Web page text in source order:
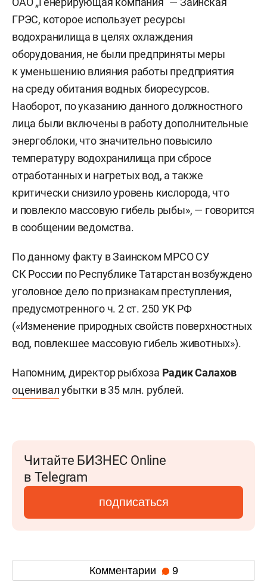
ГРЭС, которое использует ресурсы
водохранилища в целях охлаждения
оборудования, не были предприняты меры
к уменьшению влияния работы предприятия
на среду обитания водных биоресурсов.
Наоборот, по указанию данного должностного
лица были включены в работу дополнительные
энергоблоки, что значительно повысило
температуру водохранилища при сбросе
отработанных и нагретых вод, а также
критически снизило уровень кислорода, что
и повлекло массовую гибель рыбы», — говорится
в сообщении ведомства.
По данному факту в Заинском МРСО СУ
СК России по Республике Татарстан возбуждено
уголовное дело по признакам преступления,
предусмотренного ч. 2 ст. 250 УК РФ
(«Изменение природных свойств поверхностных
вод, повлекшее массовую гибель животных»).
Напомним, директор рыбхоза Радик Салахов
оценивалубытки в 35 млн. рублей.
Читайте БИЗНЕС Online
в Telegram
подписаться
Комментарии 9